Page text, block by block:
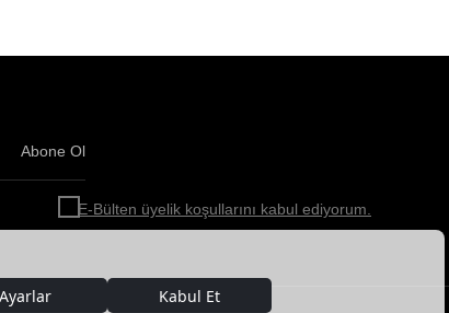
Haber
abone
Abone Ol
E-Bülten üyelik koşullarını kabul ediyorum.